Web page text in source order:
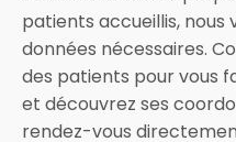
patients accueillis, nous
données nécessaires.
des patients pour vous
et découvrez ses
rendez-vous